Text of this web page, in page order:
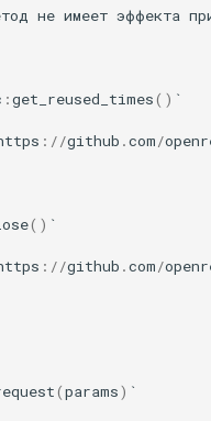
не имеет эффекта
:get_reused_times() `
: //github .com/
() `
: //github .com/
(params) `